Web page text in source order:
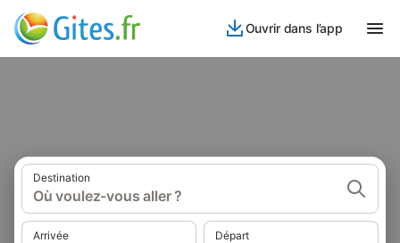
Ouvrir dans l’app
Destination
Où voulez-vous aller ?
Arrivée Départ